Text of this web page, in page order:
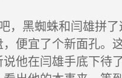
黑蜘蛛和闫雄拼了
便宜了个新面孔。
他在闫雄手底下待